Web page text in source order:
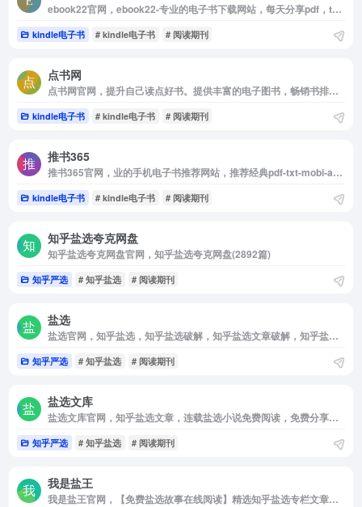
ebook22官网，ebook22-专业的电子书下载网站，每天分享pdf，txt，epub，azw3，mobi格式Kindle电子书下载，无需注册全站电子书免费下载。
kindle电子书 # kindle电子书 # 阅读期刊
点书网
点书网官网，提升自己读点好书。提供丰富的电子图书，畅销书排行榜，种类包括小说，文学，传记，艺术，少儿，经济，管理，生活等电子书的免费下载。在点书网可以方便的发书，发帖和书友交流读书感悟。
kindle电子书 # kindle电子书 # 阅读期刊
推书365
推书365官网，业的手机电子书推荐网站，推荐经典pdf-txt-mobi-azw3-epub等格式电子书
kindle电子书 # kindle电子书 # 阅读期刊
知乎盐选夸克网盘
知乎盐选夸克网盘官网，知乎盐选夸克网盘(2892篇)
知乎严选 # 知乎盐选 # 阅读期刊
盐选
盐选官网，知乎盐选，知乎盐选破解，知乎盐选文章破解，知乎盐选搬运，我不是盐神，知乎搬运工，知乎盐选会员破解，知乎盐选白嫖，知乎盐选小说，知乎盐选专栏破解，知乎盐选在线，知乎盐选库
知乎严选 # 知乎盐选 # 阅读期刊
盐选文库
盐选文库官网，知乎盐选文章，连载盐选小说免费阅读，免费分享，不间断更新，完全免费。盐选文库是最强大的盐选文章免费阅读站点，拥有最完美的阅读体验！
知乎严选 # 知乎盐选 # 阅读期刊
我是盐王
我是盐王官网，【免费盐选故事在线阅读】精选知乎盐选专栏文章，一键获取，无需付费。免费小说在线阅读，故事搬运工。免费分享盐选文章，阅读知乎盐选故事搬运工的免费网站。盐选故事搬运工，尽情畅读盐选专栏，免费在线阅读优质盐选故事。为您呈现精彩纷呈的盐选世界。